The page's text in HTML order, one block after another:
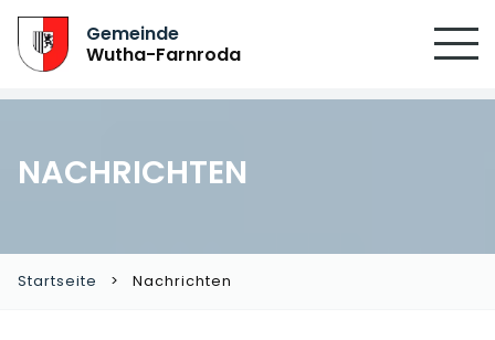
Gemeinde
Wutha-Farnroda
NACHRICHTEN
Startseite Nachrichten